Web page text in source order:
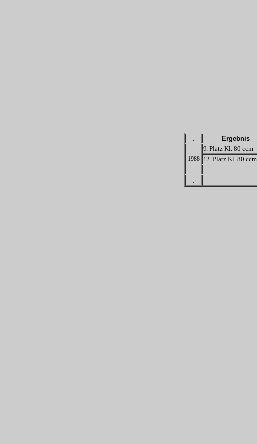
. Ergebnis
1988
9. Platz Kl. 80 ccm
12. Platz Kl. 80 ccm
.